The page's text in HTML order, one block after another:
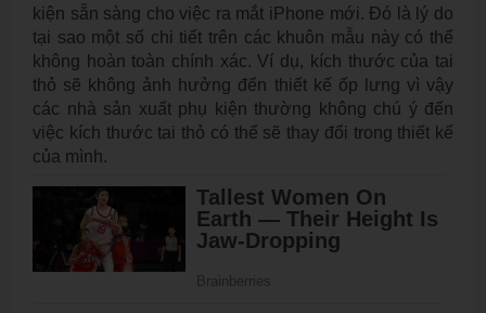
kiện sẵn sàng cho việc ra mắt iPhone mới. Đó là lý do
tại sao một số chi tiết trên các khuôn mẫu này có thể
không hoàn toàn chính xác. Ví dụ, kích thước của tai
thỏ sẽ không ảnh hưởng đến thiết kế ốp lưng vì vậy
các nhà sản xuất phụ kiện thường không chú ý đến
việc kích thước tai thỏ có thể sẽ thay đổi trong thiết kế
của mình.